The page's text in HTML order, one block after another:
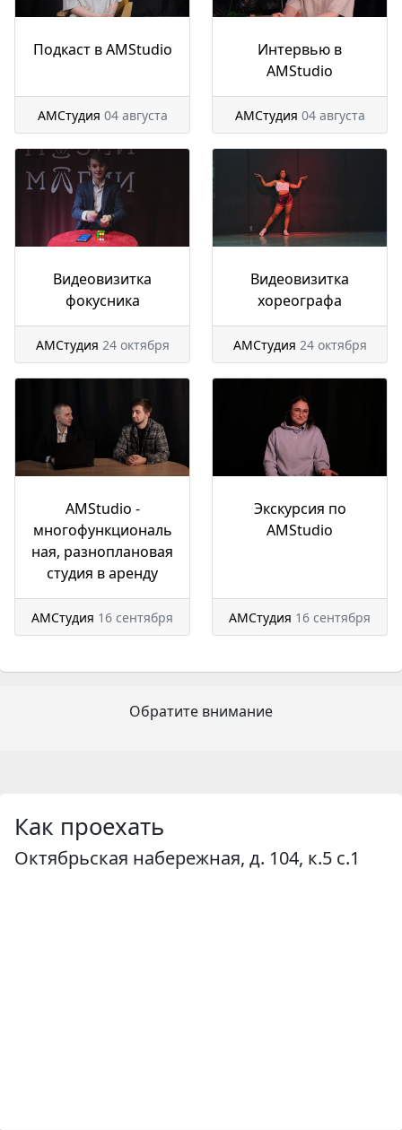
Подкаст в AMStudio
АМСтудия 04 августа
Интервью в
AMStudio
АМСтудия 04 августа
Видеовизитка
фокусника
АМСтудия 24 октября
Видеовизитка
хореографа
АМСтудия 24 октября
AMStudio -
многофункциональ
ная, разноплановая
студия в аренду
АМСтудия 16 сентября
Экскурсия по
AMStudio
АМСтудия 16 сентября
Обратите внимание
Как проехать
Oктябpьскaя нaбeрeжнaя, д. 104, к.5 с.1